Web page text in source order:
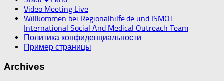
Video Meeting Live
Willkommen bei Regionalhilfe.de und ISMOT
International Social And Medical Outreach Team
Политика конфиденциальности
Пример страницы
Archives